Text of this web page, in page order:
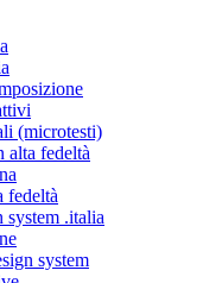
(microtesti)
alta fedeltà
fedeltà
system .italia
system